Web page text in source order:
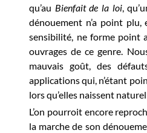
qu’au Bienfait de la loi,
dénouement n’a point
sensibilité, ne forme point
ouvrages de ce genre.
mauvais goût, des
applications qui, n’étant
lors qu’elles naissent
L’on pourroit encore
la marche de son